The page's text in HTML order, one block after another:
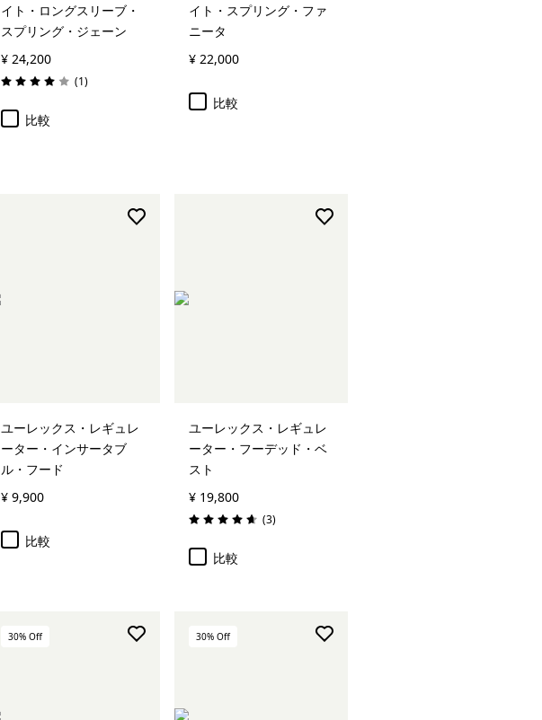
イト・ロングスリーブ・
スプリング・ジェーン
¥ 24,200
評価: 4.0 / 5 (1レビュー
)
比較
イト・スプリング・ファ
ニータ
¥ 22,000
比較
ユーレックス・レギュレ
ーター・インサータブ
ル・フード
¥ 9,900
比較
ユーレックス・レギュレ
ーター・フーデッド・ベ
スト
¥ 19,800
評価: 4.7 / 5 (3レビュー
)
比較
30% Off 30% Off